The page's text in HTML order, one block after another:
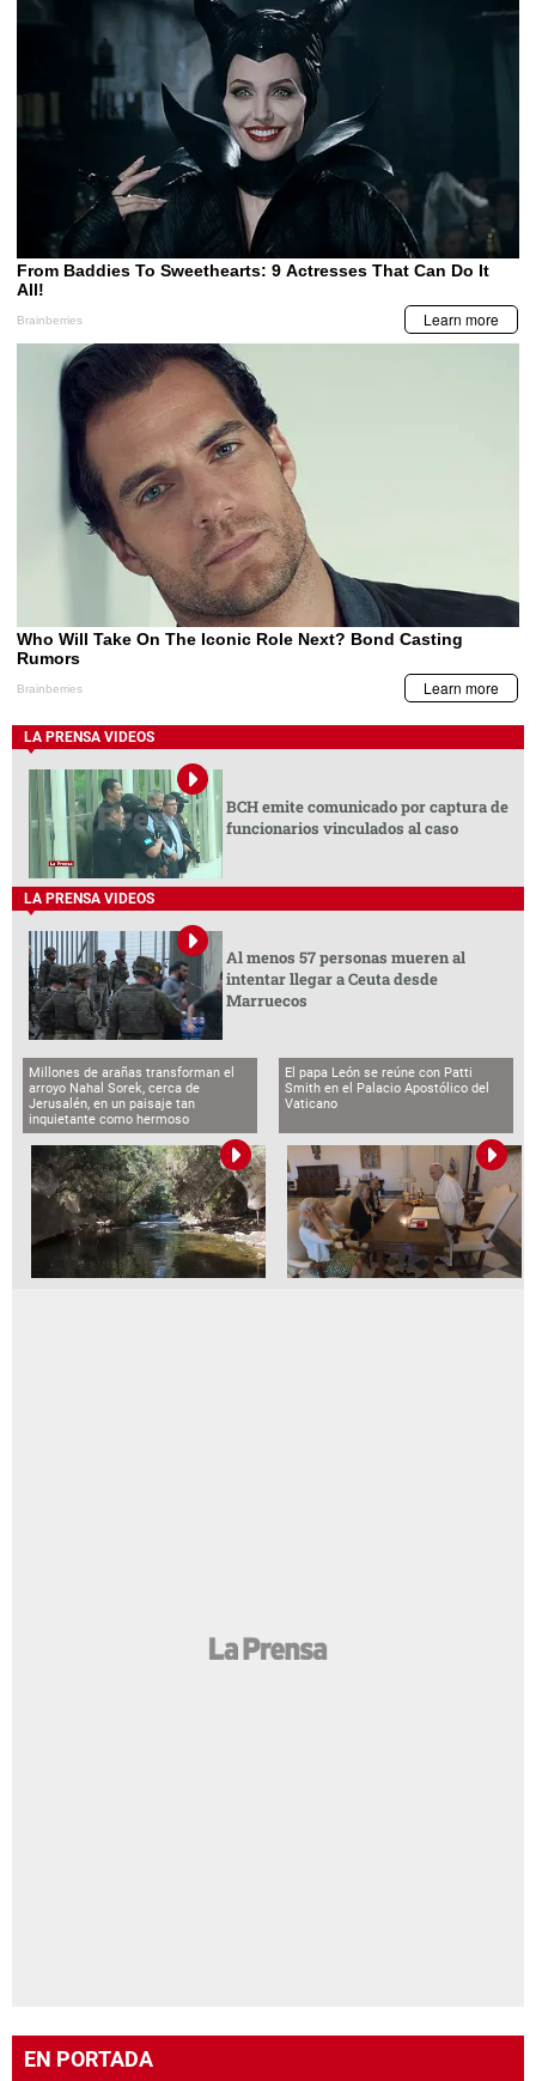
LA PRENSA VIDEOS
BCH emite comunicado por captura de
funcionarios vinculados al caso
LA PRENSA VIDEOS
Al menos 57 personas mueren al
intentar llegar a Ceuta desde
Marruecos
Millones de arañas transforman el
arroyo Nahal Sorek, cerca de
Jerusalén, en un paisaje tan
inquietante como hermoso
El papa León se reúne con Patti
Smith en el Palacio Apostólico del
Vaticano
EN PORTADA